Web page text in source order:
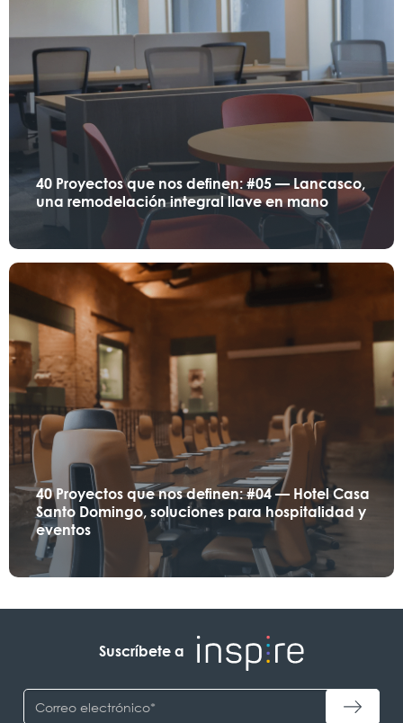
40 Proyectos que nos definen: #05 — Lancasco,
una remodelación integral llave en mano
40 Proyectos que nos definen: #04 — Hotel Casa
Santo Domingo, soluciones para hospitalidad y
eventos
Suscríbete a